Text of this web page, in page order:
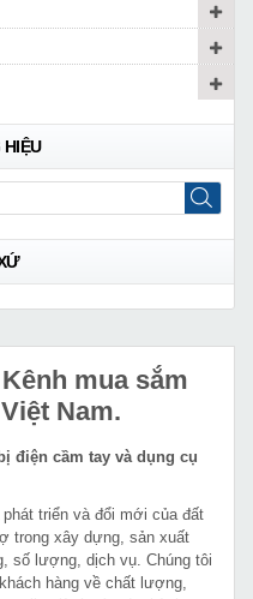
mua sắm
Nam.
điện cầm tay và dụng cụ
triển và đổi mới của đất
trong xây dựng, sản xuất
số lượng, dịch vụ. Chúng tôi
hàng về chất lượng,